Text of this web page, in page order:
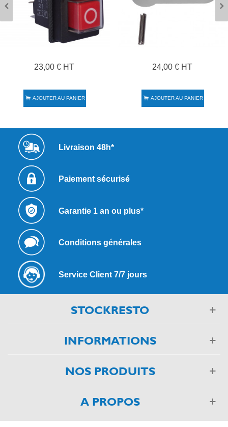
23,00 € HT
AJOUTER AU PANIER
24,00 € HT
AJOUTER AU PANIER
Livraison 48h*
Paiement sécurisé
Garantie 1 an ou plus*
Conditions générales
Service Client 7/7 jours
STOCKRESTO
INFORMATIONS
NOS PRODUITS
A PROPOS